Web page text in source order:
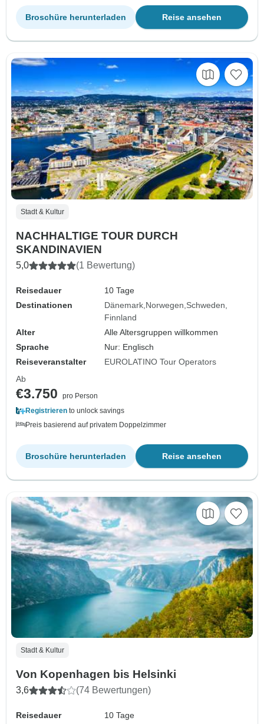
Reise ansehen
Broschüre herunterladen
Stadt & Kultur
NACHHALTIGE TOUR DURCH
SKANDINAVIEN
5,0 (1 Bewertung)
Reisedauer
10 Tage
Destinationen
Dänemark Norwegen Schweden
Finnland
Alter
Alle Altersgruppen willkommen
Sprache
Nur: Englisch
Reiseveranstalter
EUROLATINO Tour Operators
Ab
€3.750
pro Person
Registrieren to unlock savings
Preis basierend auf privatem Doppelzimmer
Reise ansehen
Broschüre herunterladen
Stadt & Kultur
Von Kopenhagen bis Helsinki
3,6 (74 Bewertungen)
Reisedauer
10 Tage